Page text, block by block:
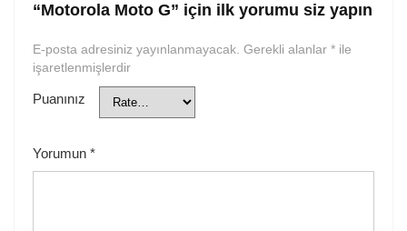
“Motorola Moto G” için ilk yorumu siz yapın
E-posta adresiniz yayınlanmayacak. Gerekli alanlar * ile
işaretlenmişlerdir
Puanınız
Yorumun *